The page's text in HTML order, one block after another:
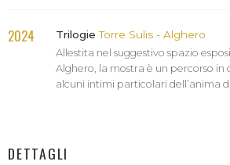
2024 TrilogieTorre Sulis - Alghero
Allestita nel suggestivo spazio
Alghero, la mostra è un percorso in
alcuni intimi particolari dell’anima
DETTAGLI